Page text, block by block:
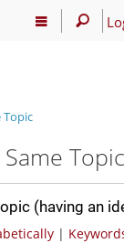
Topic
Topic
(having an
|